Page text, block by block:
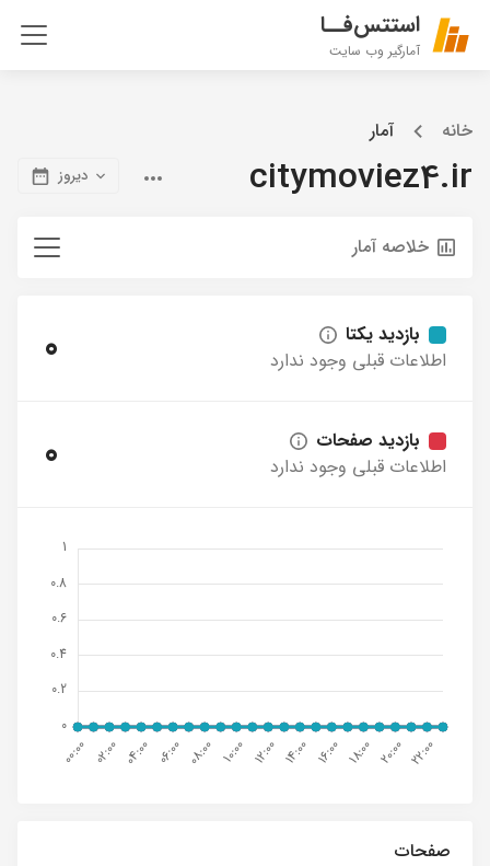
استتس‌فــا
آمارگیر وب سایت
خانه آمار
citymoviez4.ir دیروز
خلاصه آمار
بازدید یکتا
اطلاعات قبلی وجود ندارد
0
بازدید صفحات
اطلاعات قبلی وجود ندارد
0
صفحات